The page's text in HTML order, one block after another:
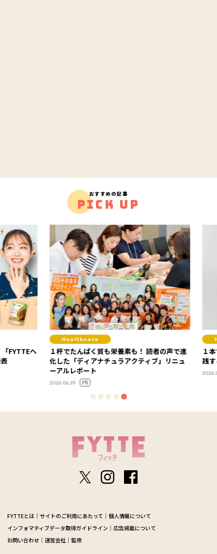
おすすめの記事
PICK UP
ヘ
Healthcare
１杯でたんぱく質も栄養素も！ 読者の声で進
化した「ディアナチュラアクティブ」リニュ
ーアルレポート
2026.06.29 PR
１本
践する
2026.07.16
FYTTEとは サイトのご利用にあたって
個人情報について
インフォマティブデータ取得ガイドライン
広告掲載について
お問い合わせ
運営会社 監修